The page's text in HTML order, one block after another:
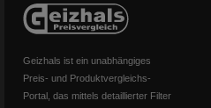
Geizhals ist ein unabhängiges
Preis- und Produktvergleichs-
Portal, das mittels detaillierter Filter